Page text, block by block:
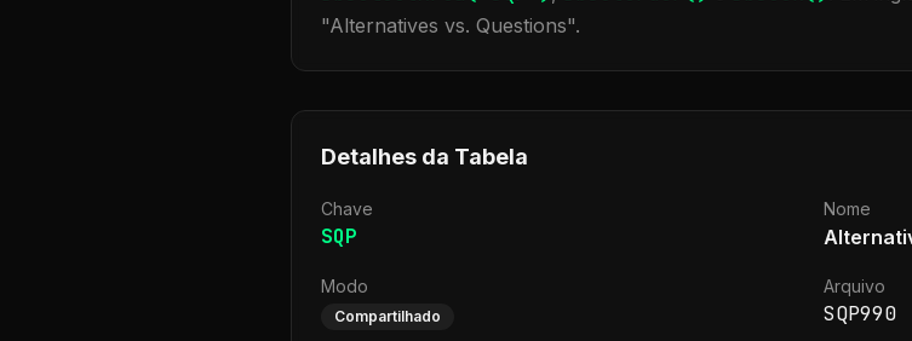
"Alternatives vs. Questions".
Detalhes da Tabela
Chave
SQP
Nome
Modo
Compartilhado
Arquivo
SQP990